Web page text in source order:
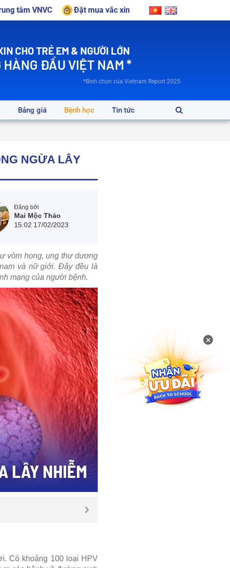
tâm VNVC Đặt mua vắc xin
CHO TRẺ EM & NGƯỜI LỚN
ĐẦU VIỆT NAM *
*Bình chọn của Vietnam Report 2025
Bảng giá Bệnh học Tin tức
NGỪA LÂY
Đăng bởi
Mai Mộc Thảo
15:02 17/02/2023
vòm họng, ung thư dương
và nữ giới.Đây đều là
mạng của người bệnh.
Có khoảng 100 loại HPV
×